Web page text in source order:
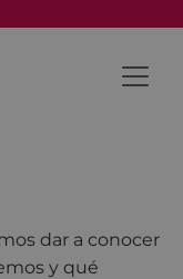
dar a conocer
y qué